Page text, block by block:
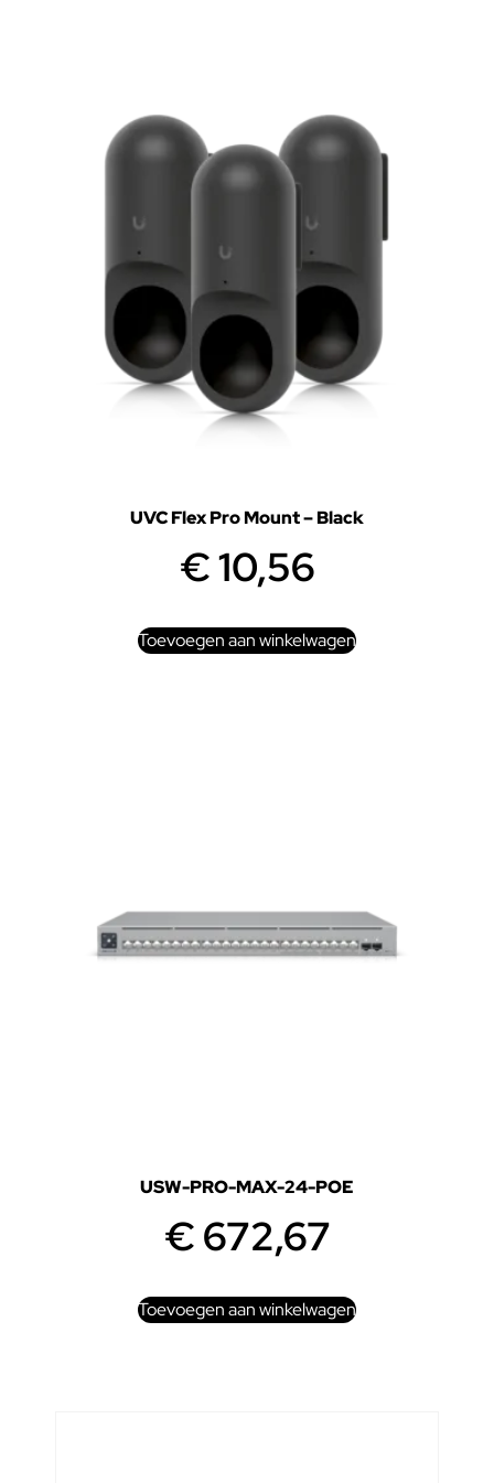
UVC Flex Pro Mount – Black
€10,56
Toevoegen aan winkelwagen
USW-PRO-MAX-24-POE
€672,67
Toevoegen aan winkelwagen